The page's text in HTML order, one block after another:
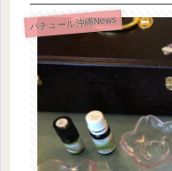
パチュール沖縄News